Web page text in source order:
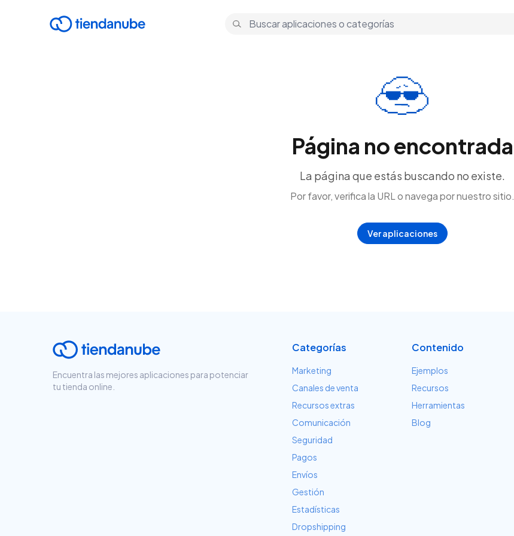
Página no encontrada
La página que estás buscando no existe.
Por favor, verifica la URL o navega por nuestro sitio.
Ver aplicaciones
Encuentra las mejores aplicaciones para potenciar
tu tienda online.
Categorías
Marketing
Canales de venta
Recursos extras
Comunicación
Seguridad
Pagos
Envíos
Gestión
Estadísticas
Dropshipping
Contenido
Ejemplos
Recursos
Herramientas
Blog